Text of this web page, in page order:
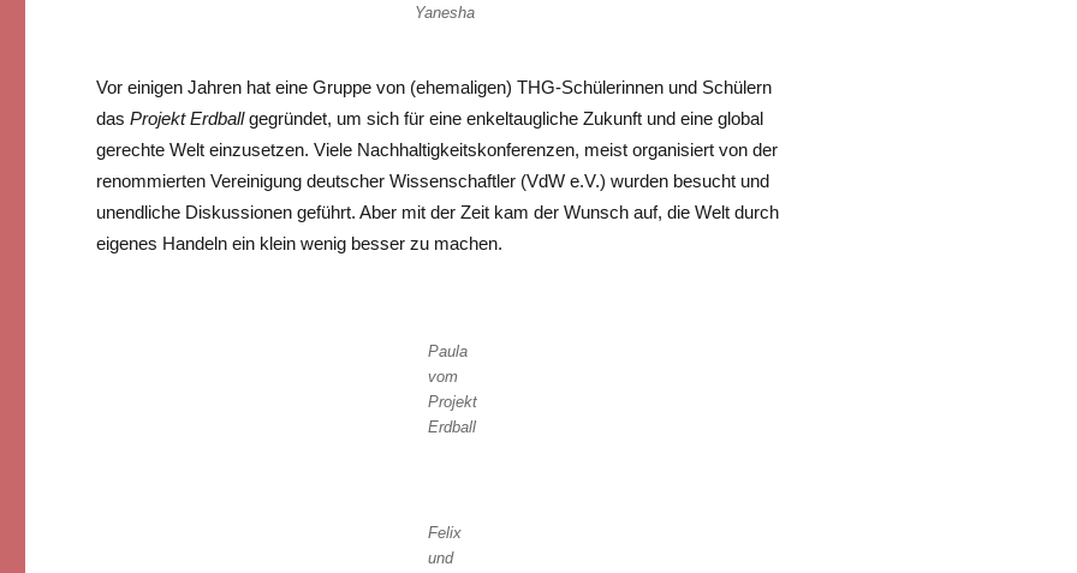
Yanesha
Vor einigen Jahren hat eine Gruppe von (ehemaligen) THG-Schülerinnen und Schülern
dasProjekt Erdballgegründet, um sich für eine enkeltaugliche Zukunft und eine global
gerechte Welt einzusetzen. Viele Nachhaltigkeitskonferenzen, meist organisiert von der
renommierten Vereinigung deutscher Wissenschaftler (VdW e.V.) wurden besucht und
unendliche Diskussionen geführt. Aber mit der Zeit kam der Wunsch auf, die Welt durch
eigenes Handeln ein klein wenig besser zu machen.
Paula
vom
Projekt
Erdball
Felix
und